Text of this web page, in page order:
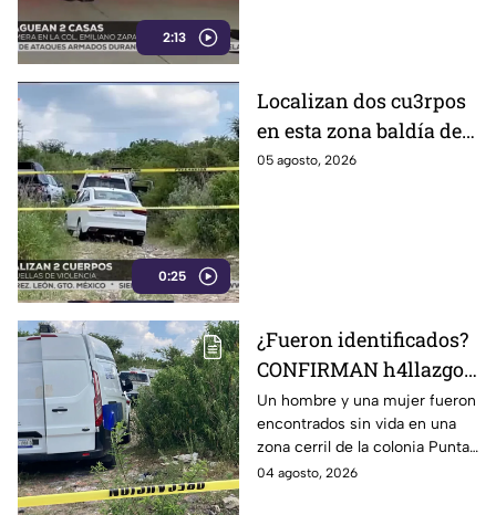
2:13
0:25
Localizan dos cu3rpos
en esta zona baldía de
León; autoridades
05 agosto, 2026
¿Fueron identificados?
CONFIRMAN h4llazgo
de un hombre y una
mujer s1n v1da en zona
cerril de León, HOY
martes
Un hombre y una mujer fueron
encontrados sin vida en una
zona cerril de la colonia Punta
del Sol, en el polígono de Las
04 agosto, 2026